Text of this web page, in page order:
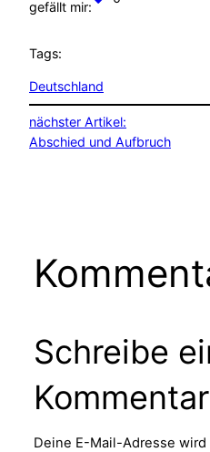
gefällt mir:
Tags:
Deutschland
nächster Artikel:
Abschied und Aufbruch
Schreibe
Kommentar
Deine E-Mail-Adresse